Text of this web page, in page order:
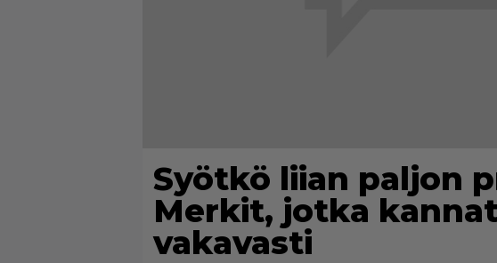
Syötkö liian paljon
Merkit, jotka
vakavasti